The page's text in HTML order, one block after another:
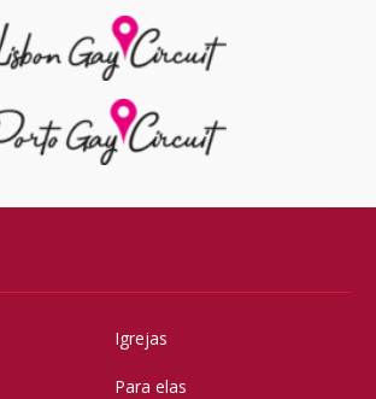
Igrejas
Para elas